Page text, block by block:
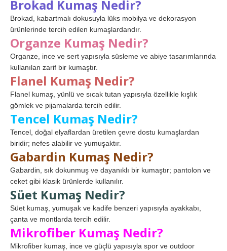
Brokad Kumaş Nedir?
Brokad, kabartmalı dokusuyla lüks mobilya ve dekorasyon
ürünlerinde tercih edilen kumaşlardandır.
Organze Kumaş Nedir?
Organze, ince ve sert yapısıyla süsleme ve abiye tasarımlarında
kullanılan zarif bir kumaştır.
Flanel Kumaş Nedir?
Flanel kumaş, yünlü ve sıcak tutan yapısıyla özellikle kışlık
gömlek ve pijamalarda tercih edilir.
Tencel Kumaş Nedir?
Tencel, doğal elyaflardan üretilen çevre dostu kumaşlardan
biridir; nefes alabilir ve yumuşaktır.
Gabardin Kumaş Nedir?
Gabardin, sık dokunmuş ve dayanıklı bir kumaştır; pantolon ve
ceket gibi klasik ürünlerde kullanılır.
Süet Kumaş Nedir?
Süet kumaş, yumuşak ve kadife benzeri yapısıyla ayakkabı,
çanta ve montlarda tercih edilir.
Mikrofiber Kumaş Nedir?
Mikrofiber kumaş, ince ve güçlü yapısıyla spor ve outdoor